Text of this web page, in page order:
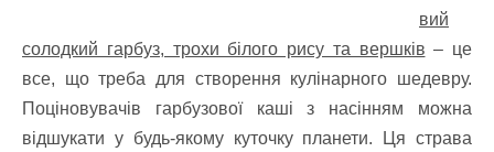
вий
солодкий гарбуз, трохи білого рису та вершків – це
все, що треба для створення кулінарного шедевру.
Поціновувачів гарбузової каші з насінням можна
відшукати у будь-якому куточку планети. Ця страва